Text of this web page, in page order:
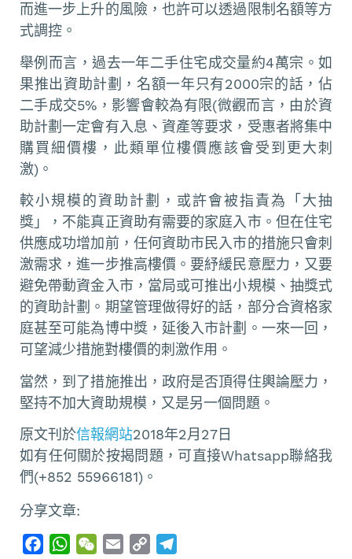
而進一步上升的風險，也許可以透過限制名額等方
式調控。
舉例而言，過去一年二手住宅成交量約4萬宗。如
果推出資助計劃，名額一年只有2000宗的話，佔
二手成交5%，影響會較為有限(微觀而言，由於資
助計劃一定會有入息、資產等要求，受惠者將集中
購買細價樓，此類單位樓價應該會受到更大刺
激)。
較小規模的資助計劃，或許會被指責為「大抽
獎」，不能真正資助有需要的家庭入市。但在住宅
供應成功增加前，任何資助市民入市的措施只會刺
激需求，進一步推高樓價。要紓緩民意壓力，又要
避免帶動資金入市，當局或可推出小規模、抽獎式
的資助計劃。期望管理做得好的話，部分合資格家
庭甚至可能為博中獎，延後入市計劃。一來一回，
可望減少措施對樓價的刺激作用。
當然，到了措施推出，政府是否頂得住輿論壓力，
堅持不加大資助規模，又是另一個問題。
原文刊於信報網站2018年2月27日
如有任何關於按揭問題，可直接Whatsapp聯絡我
們(+852 55966181)。
分享文章:
W
W